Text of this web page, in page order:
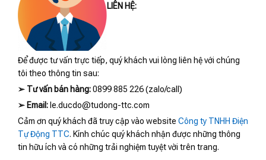
LIÊN HỆ:
Để được tư vấn trực tiếp, quý khách vui lòng liên hệ với chúng
tôi theo thông tin sau:
➢ Tư vấn bán hàng:0899 885 226 (zalo/call)
➢ Email: le.ducdo@tudong-ttc.com
Cảm ơn quý khách đã truy cập vào website Công ty TNHH Điện
Tự Động TTC. Kính chúc quý khách nhận được những thông
tin hữu ích và có những trải nghiệm tuyệt vời trên trang.